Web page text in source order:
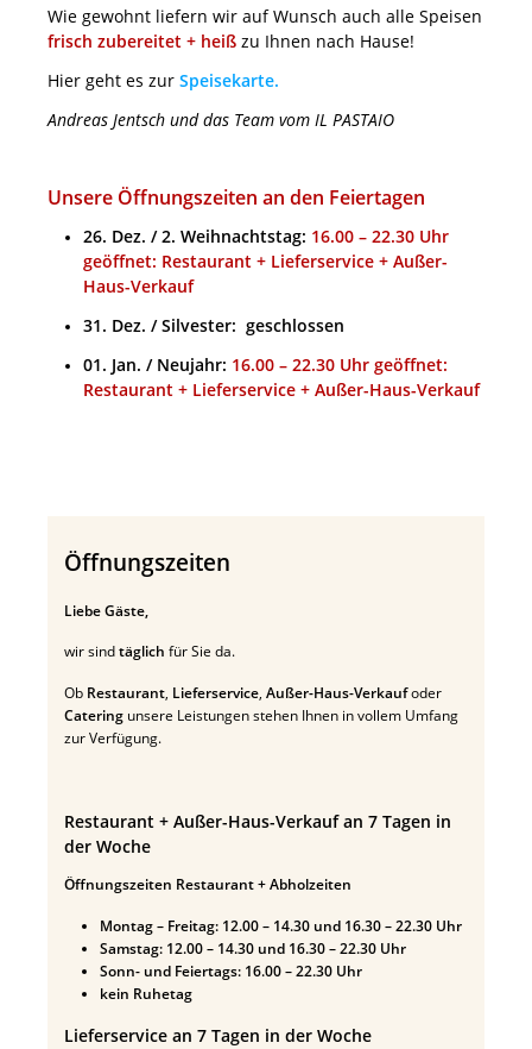
Wie gewohnt liefern wir auf Wunsch auch alle Speisen
frisch zubereitet + heiß zu Ihnen nach Hause!
Hier geht es zur Speisekarte.
Andreas Jentsch und das Team vom IL PASTAIO
Unsere Öffnungszeiten an den Feiertagen
26. Dez. / 2. Weihnachtstag: 16.00 – 22.30 Uhr
geöffnet: Restaurant + Lieferservice + Außer-
Haus-Verkauf
31. Dez. / Silvester: geschlossen
01. Jan. / Neujahr: 16.00 – 22.30 Uhr geöffnet:
Restaurant + Lieferservice + Außer-Haus-Verkauf
Öffnungszeiten
Liebe Gäste,
wir sindtäglich für Sie da.
Ob Restaurant, Lieferservice,Außer-Haus-Verkaufoder
Catering unsere Leistungen stehen Ihnen in vollem Umfang
zur Verfügung.
Restaurant + Außer-Haus-Verkauf an 7 Tagen in
der Woche
Öffnungszeiten Restaurant + Abholzeiten
Montag – Freitag: 12.00 – 14.30 und 16.30 – 22.30 Uhr
Samstag: 12.00 – 14.30 und 16.30 – 22.30 Uhr
Sonn- und Feiertags: 16.00 – 22.30 Uhr
kein Ruhetag
Lieferservice an 7 Tagen in der Woche